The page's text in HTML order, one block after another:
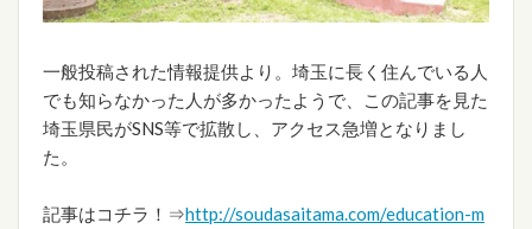
一般投稿された情報提供より。埼玉に長く住んでいる人
でも知らなかった人が多かったようで、この記事を見た
埼玉県民がSNS等で拡散し、アクセス急増となりまし
た。
記事はコチラ！⇒http://soudasaitama.com/education-m